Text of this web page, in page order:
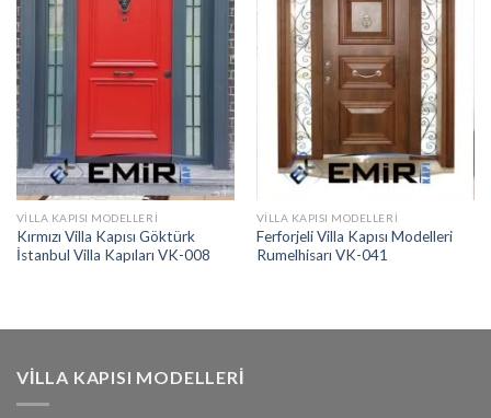
VILLA KAPISI MODELLERI
Kırmızı Villa Kapısı Göktürk
İstanbul Villa Kapıları VK-008
VILLA KAPISI MODELLERI
Ferforjeli Villa Kapısı Modelleri
Rumelhisarı VK-041
VILLA KAPISI MODELLERI